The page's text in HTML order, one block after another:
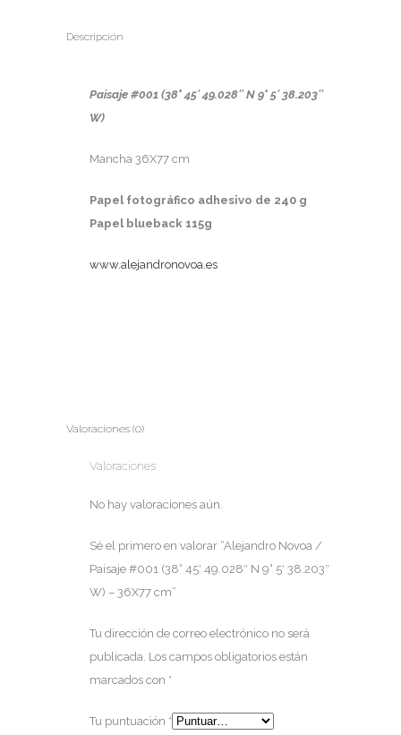
49.028"
Descripción
Paisaje #001 (38° 45′ 49.028″ N 9° 5′ 38.203″
W)
Mancha 36X77 cm
Papel fotográfico adhesivo de 240 g
Papel blueback 115g
www.alejandronovoa.es
Valoraciones (0)
Valoraciones
No hay valoraciones aún.
Sé el primero en valorar “Alejandro Novoa /
Paisaje #001 (38° 45′ 49.028″ N 9° 5′ 38.203″
W) – 36X77 cm”
Tu dirección de correo electrónico no será
publicada. Los campos obligatorios están
marcados con *
Tu puntuación *